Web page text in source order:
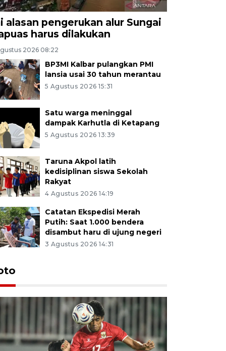
alasan pengerukan alur Sungai
harus dilakukan
2026 08:22
BP3MI Kalbar pulangkan PMI
lansia usai 30 tahun merantau
5 Agustus 2026 15:31
Satu warga meninggal
dampak Karhutla di Ketapang
5 Agustus 2026 13:39
Taruna Akpol latih
kedisiplinan siswa Sekolah
Rakyat
4 Agustus 2026 14:19
Catatan Ekspedisi Merah
Putih: Saat 1.000 bendera
disambut haru di ujung negeri
3 Agustus 2026 14:31